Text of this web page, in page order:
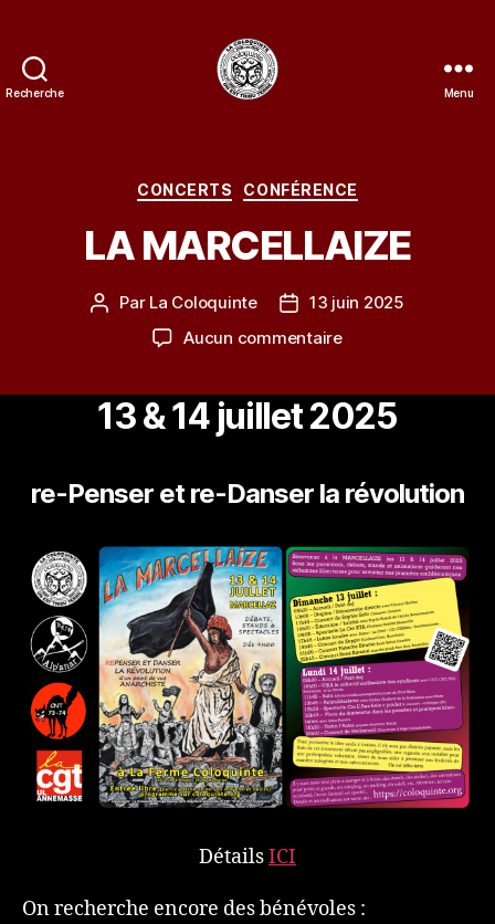
Recherche Menu
Catégories
CONCERTS CONFÉRENCE
LA MARCELLAIZE
Auteur
Par La Coloquinte
Date13 juin 2025
Aucun commentairesur
13 & 14 juillet 2025
re-Penser et re-Danser la révolution
DétailsICI
On recherche encore des bénévoles :